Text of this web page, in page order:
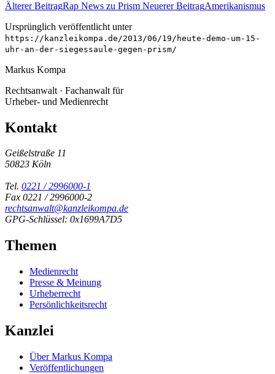
Älterer BeitragRap News zu Prism Neuerer BeitragAmerikanismus
Ursprünglich veröffentlicht unter
https://kanzleikompa.de/2013/06/19/heute-demo-um-15-
uhr-an-der-siegessaule-gegen-prism/
Markus Kompa
Rechtsanwalt · Fachanwalt für
Urheber- und Medienrecht
Kontakt
Geißelstraße 11
50823 Köln
Tel. 0221 / 2996000-1
Fax 0221 / 2996000-2
rechtsanwalt@kanzleikompa.de
GPG-Schlüssel: 0x1699A7D5
Themen
Medienrecht
Presse & Meinung
Urheberrecht
Persönlichkeitsrecht
Kanzlei
Über Markus Kompa
Veröffentlichungen